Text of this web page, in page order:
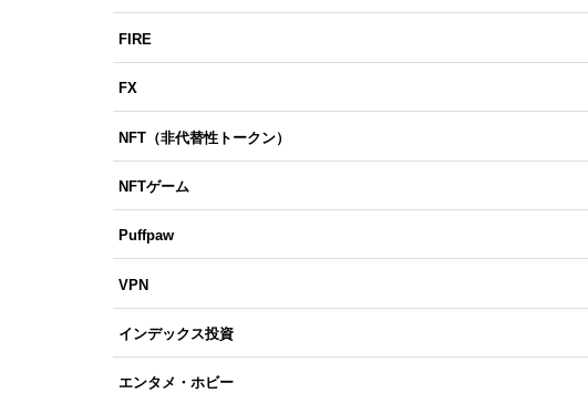
FIRE
FX
NFT（非代替性トークン）
NFTゲーム
Puffpaw
VPN
インデックス投資
エンタメ・ホビー